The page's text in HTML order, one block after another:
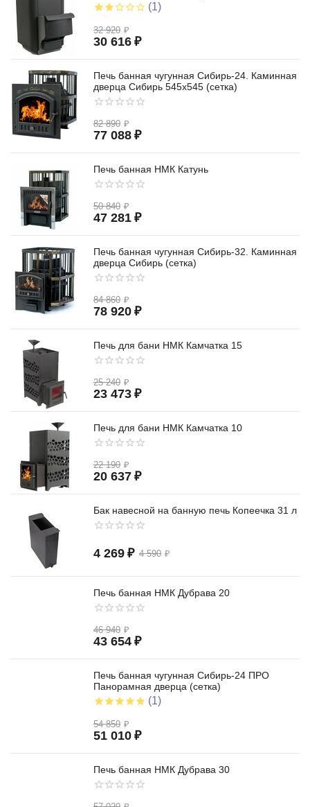
(1)
32 920 ₽
30 616 ₽
Печь банная чугунная Сибирь-24. Каминная
дверца Сибирь 545х545 (сетка)
82 890 ₽
77 088 ₽
Печь банная НМК Катунь
50 840 ₽
47 281 ₽
Печь банная чугунная Сибирь-32. Каминная
дверца Сибирь (сетка)
84 860 ₽
78 920 ₽
Печь для бани НМК Камчатка 15
25 240 ₽
23 473 ₽
Печь для бани НМК Камчатка 10
22 190 ₽
20 637 ₽
Бак навесной на банную печь Копеечка 31 л
4 590 ₽
4 269 ₽
Печь банная НМК Дубрава 20
46 940 ₽
43 654 ₽
Печь банная чугунная Сибирь-24 ПРО
Панорамная дверца (сетка)
(1)
54 850 ₽
51 010 ₽
Печь банная НМК Дубрава 30